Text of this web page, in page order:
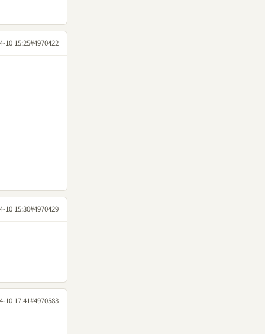
10 15:25#4970422
10 15:30#4970429
10 17:41#4970583